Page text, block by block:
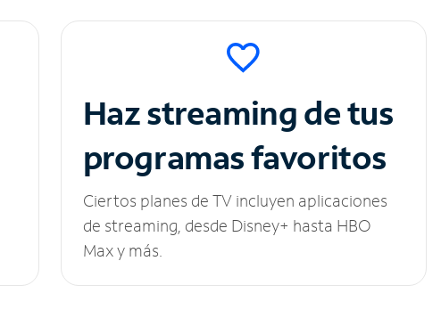
Haz streaming de tus
programas favoritos
Ciertos planes de TV incluyen aplicaciones
de streaming, desde Disney+ hasta HBO
Max y más.